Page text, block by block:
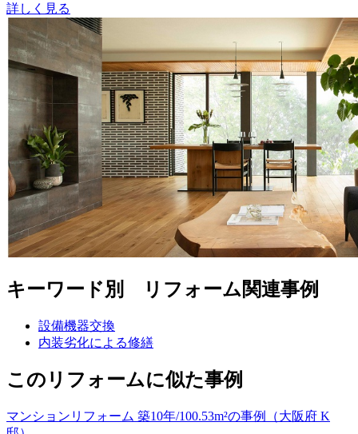
詳しく見る
キーワード別 リフォーム関連事例
設備機器交換
内装劣化による修繕
このリフォームに似た事例
マンションリフォーム 築10年/100.53m²の事例（大阪府 K